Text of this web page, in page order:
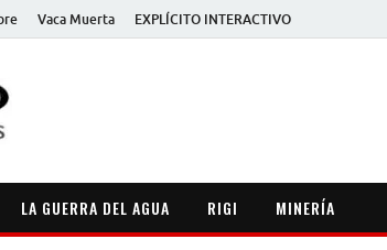
Vaca Muerta EXPLÍCITO INTERACTIVO
LA GUERRA DEL AGUA RIGI MINERÍA